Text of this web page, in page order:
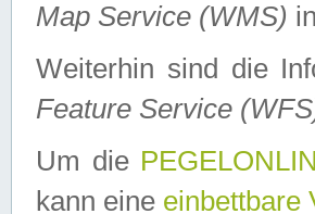
Map Service (WMS)
Weiterhin sind die
Feature Service
Um die
kann eine einbettbare